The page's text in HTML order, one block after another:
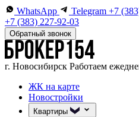
WhatsApp Telegram +7
+7 (383) 227-92-03
Обратный звонок
г. Новосибирск Работаем
ЖК на карте
Новостройки
Квартиры